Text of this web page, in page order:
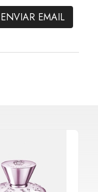
ENVIAR EMAIL